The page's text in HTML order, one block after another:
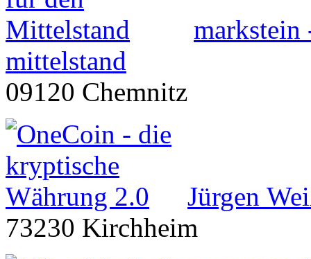
markstein
mittelstand
09120 Chemnitz
Jürgen
73230 Kirchheim